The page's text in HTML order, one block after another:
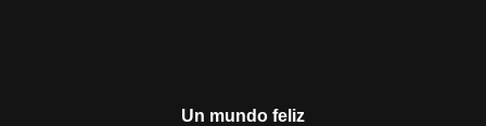
Un mundo feliz